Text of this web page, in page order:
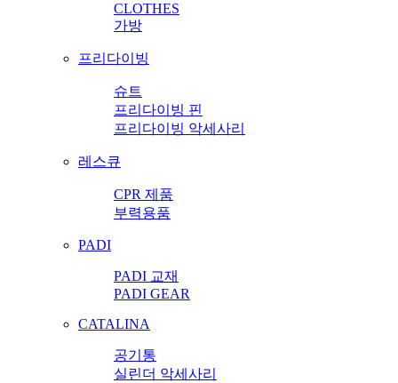
CLOTHES
가방
프리다이빙
슈트
프리다이빙 핀
프리다이빙 악세사리
레스큐
CPR 제품
부력용품
PADI
PADI 교재
PADI GEAR
CATALINA
공기통
실린더 악세사리